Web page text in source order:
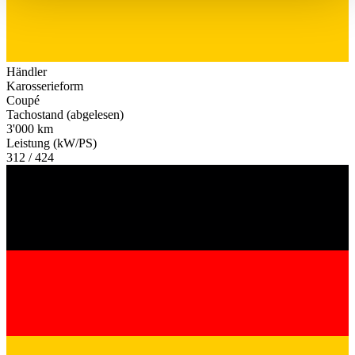
Händler
Karosserieform
Coupé
Tachostand (abgelesen)
3'000 km
Leistung (kW/PS)
312 / 424